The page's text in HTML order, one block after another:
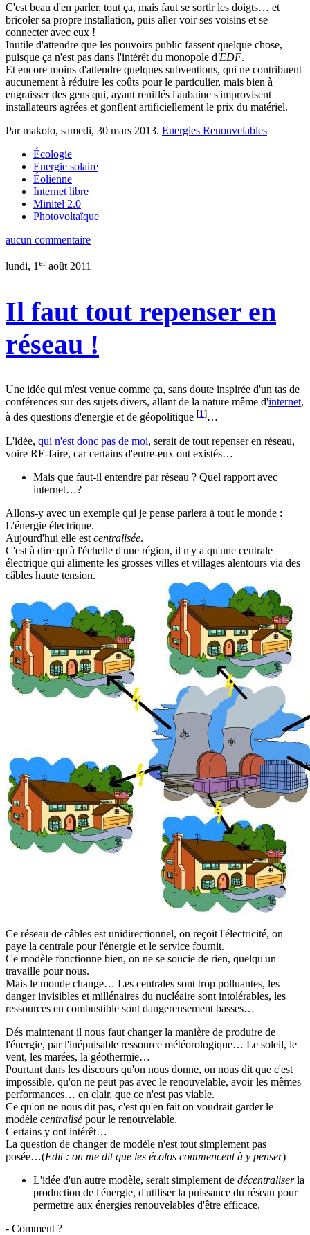
C'est beau d'en parler, tout ça, mais faut se sortir les doigts… et
bricoler sa propre installation, puis aller voir ses voisins et se
connecter avec eux !
Inutile d'attendre que les pouvoirs public fassent quelque chose,
puisque ça n'est pas dans l'intérêt du monopole d'EDF.
Et encore moins d'attendre quelques subventions, qui ne contribuent
aucunement à réduire les coûts pour le particulier, mais bien à
engraisser des gens qui, ayant reniflés l'aubaine s'improvisent
installateurs agrées et gonflent artificiellement le prix du matériel.
Par makoto, samedi, 30 mars 2013. Energies Renouvelables
Écologie
Energie solaire
Éolienne
Internet libre
Minitel 2.0
Photovoltaïque
aucun commentaire
lundi, 1 eraoût 2011
Il faut tout repenser en
réseau !
Une idée qui m'est venue comme ça, sans doute inspirée d'un tas de
conférences sur des sujets divers, allant de la nature même d'internet,
à des questions d'energie et de géopolitique [1]…
L'idée, qui n'est donc pas de moi, serait de tout repenser en réseau,
voire RE-faire, car certains d'entre-eux ont existés…
Mais que faut-il entendre par réseau ? Quel rapport avec
internet…?
Allons-y avec un exemple qui je pense parlera à tout le monde :
L'énergie électrique.
Aujourd'hui elle est centralisée.
C'est à dire qu'à l'échelle d'une région, il n'y a qu'une centrale
électrique qui alimente les grosses villes et villages alentours via des
câbles haute tension.
Ce réseau de câbles est unidirectionnel, on reçoit l'électricité, on
paye la centrale pour l'énergie et le service fournit.
Ce modèle fonctionne bien, on ne se soucie de rien, quelqu'un
travaille pour nous.
Mais le monde change… Les centrales sont trop polluantes, les
danger invisibles et millénaires du nucléaire sont intolérables, les
ressources en combustible sont dangereusement basses…
Dés maintenant il nous faut changer la manière de produire de
l'énergie, par l'inépuisable ressource météorologique… Le soleil, le
vent, les marées, la géothermie…
Pourtant dans les discours qu'on nous donne, on nous dit que c'est
impossible, qu'on ne peut pas avec le renouvelable, avoir les mêmes
performances… en clair, que ce n'est pas viable.
Ce qu'on ne nous dit pas, c'est qu'en fait on voudrait garder le
modèle centralisépour le renouvelable.
Certains y ont intérêt…
La question de changer de modèle n'est tout simplement pas
posée…(Edit : on me dit que les écolos commencent à y penser)
L'idée d'un autre modèle, serait simplement de décentraliserla
production de l'énergie, d'utiliser la puissance du réseau pour
permettre aux énergies renouvelables d'être efficace.
- Comment ?